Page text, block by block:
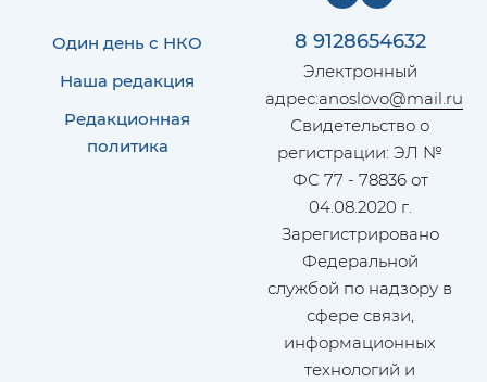
Один день с НКО
Наша редакция
Редакционная
политика
8 9128654632
Электронный
адрес:anoslovo@mail.ru
Свидетельство о
регистрации: ЭЛ №
ФС 77 - 78836 от
04.08.2020 г.
Зарегистрировано
Федеральной
службой по надзору в
сфере связи,
информационных
технологий и